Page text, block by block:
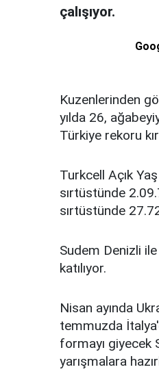
çalışıyor.
Kuzenlerinden
yılda 26,
Türkiye rekoru
Turkcell Açık
sırtüstünde
sırtüstünde
Sudem Denizli
katılıyor.
Nisan ayında
temmuzda
formayı giyecek
yarışmalara